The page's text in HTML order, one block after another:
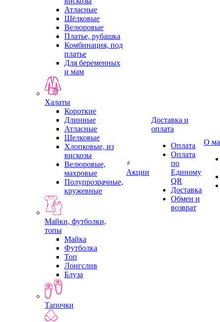
Атласные
Шёлковые
Велюровые
Платье, рубашка
Комбинация, под
платье
Для беременных
и мам
Халаты
Короткие
Длинные
Атласные
Шелковые
Хлопковые, из
вискозы
Велюровые,
махровые
Полупрозрачные,
кружевные
Майки, футболки,
топы
Майка
Футболка
Топ
Лонгслив
Блуза
Тапочки
Акции
Доставка и
оплата
Оплата
Оплата
по
Единому
QR
Доставка
Обмен и
возврат
О